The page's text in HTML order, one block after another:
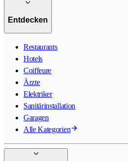
Entdecken
Restaurants
Hotels
Coiffeure
Ärzte
Elektriker
Sanitärinstallation
Garagen
Alle Kategorien